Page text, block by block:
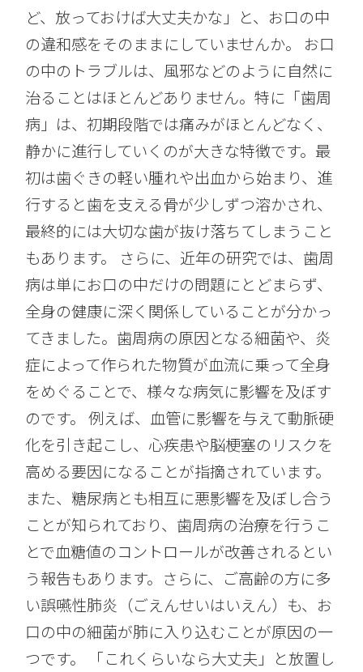
ど、放っておけば大丈夫かな」と、お口の中
の違和感をそのままにしていませんか。 お口
の中のトラブルは、風邪などのように自然に
治ることはほとんどありません。特に「歯周
病」は、初期段階では痛みがほとんどなく、
静かに進行していくのが大きな特徴です。最
初は歯ぐきの軽い腫れや出血から始まり、進
行すると歯を支える骨が少しずつ溶かされ、
最終的には大切な歯が抜け落ちてしまうこと
もあります。 さらに、近年の研究では、歯周
病は単にお口の中だけの問題にとどまらず、
全身の健康に深く関係していることが分かっ
てきました。歯周病の原因となる細菌や、炎
症によって作られた物質が血流に乗って全身
をめぐることで、様々な病気に影響を及ぼす
のです。 例えば、血管に影響を与えて動脈硬
化を引き起こし、心疾患や脳梗塞のリスクを
高める要因になることが指摘されています。
また、糖尿病とも相互に悪影響を及ぼし合う
ことが知られており、歯周病の治療を行うこ
とで血糖値のコントロールが改善されるとい
う報告もあります。さらに、ご高齢の方に多
い誤嚥性肺炎（ごえんせいはいえん）も、お
口の中の細菌が肺に入り込むことが原因の一
つです。 「これくらいなら大丈夫」と放置し